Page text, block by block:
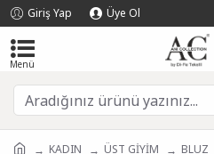
Giriş Yap Üye Ol
KADIN ÜST GİYİM BLUZ